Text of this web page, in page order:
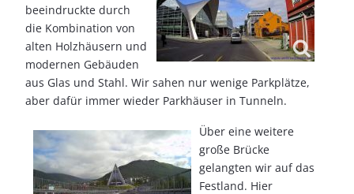
beeindruckte durch
die Kombination von
alten Holzhäusern und
modernen Gebäuden
aus Glas und Stahl. Wir sahen nur wenige Parkplätze,
aber dafür immer wieder Parkhäuser in Tunneln.
Über eine weitere
große Brücke
gelangten wir auf das
Festland. Hier